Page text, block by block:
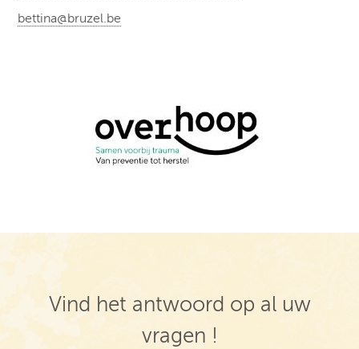
bettina@bruzel.be
Vind het antwoord op al uw
vragen !